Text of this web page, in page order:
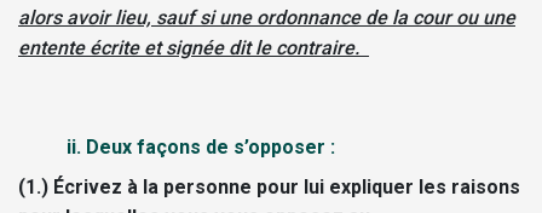
alors avoir lieu, sauf si une ordonnance de la cour ou une
entente écrite et signée dit le contraire.
ii. Deux façons de s’opposer :
(1.) Écrivez à la personne pour lui expliquer les raisons